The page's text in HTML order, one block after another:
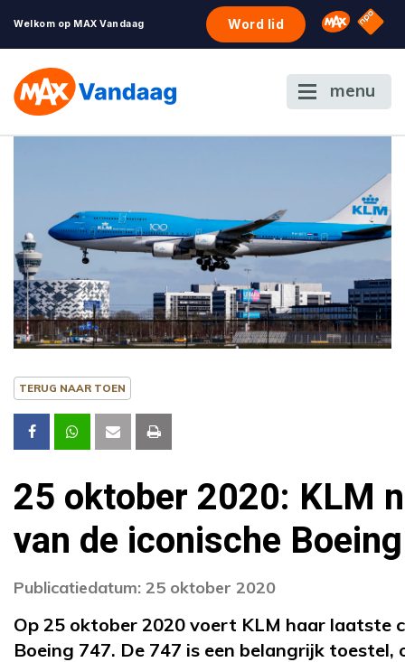
Welkom op MAX Vandaag Word lid Omroep
NPO
menu
TERUG NAAR TOEN
25 oktober 2020: KLM
van de iconische
Publicatiedatum: 25 oktober 2020
Op 25 oktober 2020 voert KLM haar laatste
Boeing 747. De 747 is een belangrijk